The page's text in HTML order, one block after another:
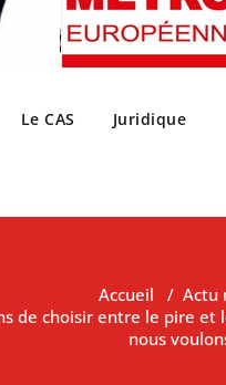
Le CAS Juridique
Accueil / Actu
de choisir entre le pire et
nous